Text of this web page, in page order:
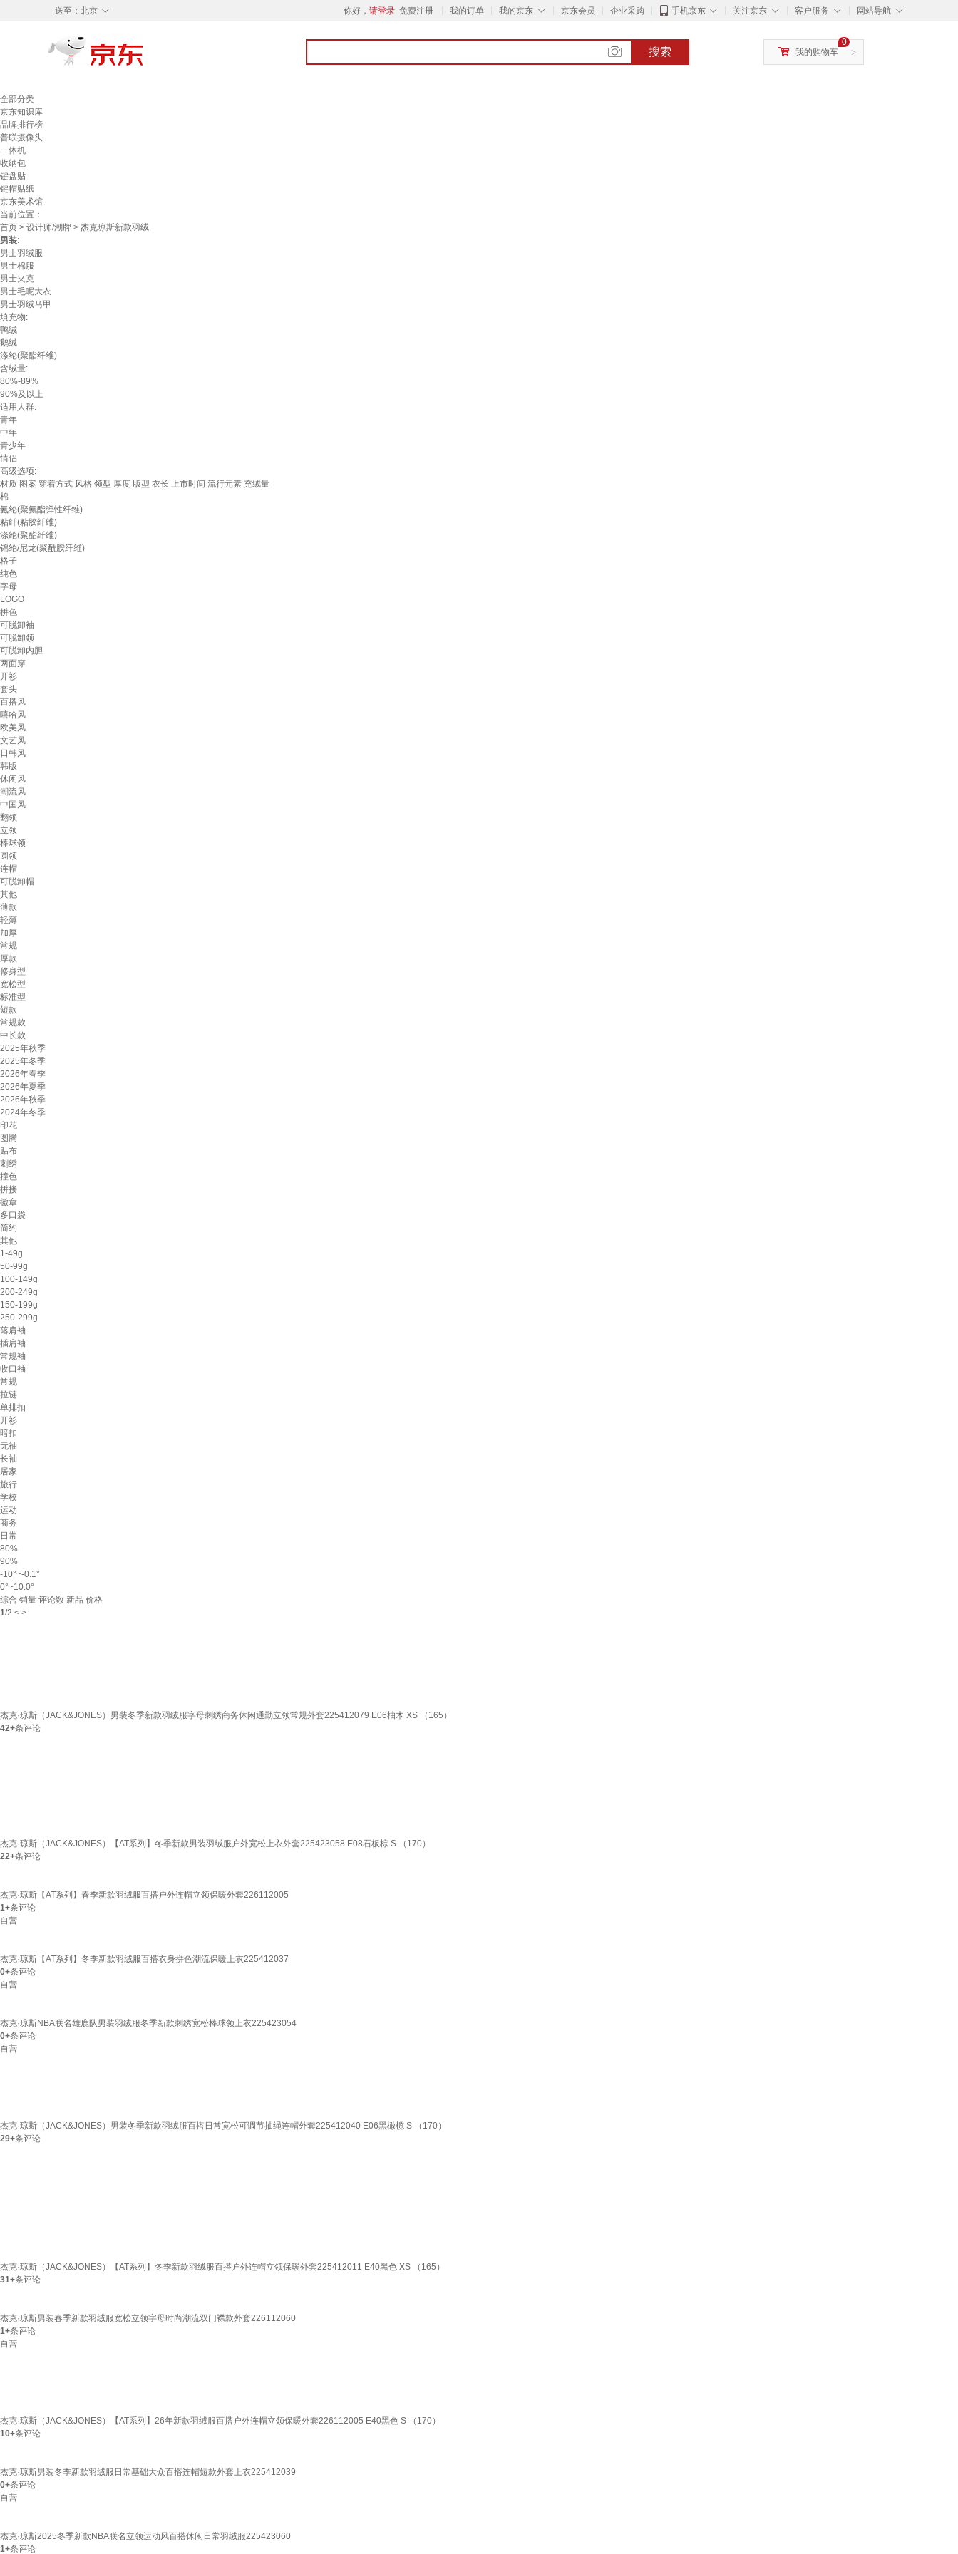
◇
送至： 北京 你好， 请登录 免费注册 我的订单 ◇
我的京东 京东会员 企业采购 ◇
手机京东 ◇
关注京东 ◇
客户服务 ◇
网站导航
搜索 >
0
我的购物车
全部分类
京东知识库
品牌排行榜
普联摄像头
一体机
收纳包
键盘贴
键帽贴纸
京东美术馆
当前位置：
首页 > 设计师/潮牌 > 杰克琼斯新款羽绒
男装:
男士羽绒服
男士棉服
男士夹克
男士毛呢大衣
男士羽绒马甲
填充物:
鸭绒
鹅绒
涤纶(聚酯纤维)
含绒量:
80%-89%
90%及以上
适用人群:
青年
中年
青少年
情侣
高级选项:
材质 图案 穿着方式 风格 领型 厚度 版型 衣长 上市时间 流行元素 充绒量
棉
氨纶(聚氨酯弹性纤维)
粘纤(粘胶纤维)
涤纶(聚酯纤维)
锦纶/尼龙(聚酰胺纤维)
格子
纯色
字母
LOGO
拼色
可脱卸袖
可脱卸领
可脱卸内胆
两面穿
开衫
套头
百搭风
嘻哈风
欧美风
文艺风
日韩风
韩版
休闲风
潮流风
中国风
翻领
立领
棒球领
圆领
连帽
可脱卸帽
其他
薄款
轻薄
加厚
常规
厚款
修身型
宽松型
标准型
短款
常规款
中长款
2025年秋季
2025年冬季
2026年春季
2026年夏季
2026年秋季
2024年冬季
印花
图腾
贴布
刺绣
撞色
拼接
徽章
多口袋
简约
其他
1-49g
50-99g
100-149g
200-249g
150-199g
250-299g
落肩袖
插肩袖
常规袖
收口袖
常规
拉链
单排扣
开衫
暗扣
无袖
长袖
居家
旅行
学校
运动
商务
日常
80%
90%
-10°~-0.1°
0°~10.0°
综合 销量 评论数 新品 价格
1/2 < >
杰克·琼斯（JACK&JONES）男装冬季新款羽绒服字母刺绣商务休闲通勤立领常规外套225412079 E06柚木 XS （165）
42+条评论
杰克·琼斯（JACK&JONES）【AT系列】冬季新款男装羽绒服户外宽松上衣外套225423058 E08石板棕 S （170）
22+条评论
杰克·琼斯【AT系列】春季新款羽绒服百搭户外连帽立领保暖外套226112005
1+条评论
自营
杰克·琼斯【AT系列】冬季新款羽绒服百搭衣身拼色潮流保暖上衣225412037
0+条评论
自营
杰克·琼斯NBA联名雄鹿队男装羽绒服冬季新款刺绣宽松棒球领上衣225423054
0+条评论
自营
杰克·琼斯（JACK&JONES）男装冬季新款羽绒服百搭日常宽松可调节抽绳连帽外套225412040 E06黑橄榄 S （170）
29+条评论
杰克·琼斯（JACK&JONES）【AT系列】冬季新款羽绒服百搭户外连帽立领保暖外套225412011 E40黑色 XS （165）
31+条评论
杰克·琼斯男装春季新款羽绒服宽松立领字母时尚潮流双门襟款外套226112060
1+条评论
自营
杰克·琼斯（JACK&JONES）【AT系列】26年新款羽绒服百搭户外连帽立领保暖外套226112005 E40黑色 S （170）
10+条评论
杰克·琼斯男装冬季新款羽绒服日常基础大众百搭连帽短款外套上衣225412039
0+条评论
自营
杰克·琼斯2025冬季新款NBA联名立领运动风百搭休闲日常羽绒服225423060
1+条评论